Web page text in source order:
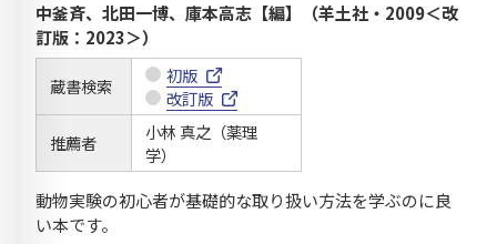
中釜斉、北田一博、庫本高志【編】（羊土社・2009＜改
訂版：2023＞）
蔵書検索
初版
改訂版
推薦者
小林 真之（薬理
学）
動物実験の初心者が基礎的な取り扱い方法を学ぶのに良
い本です。